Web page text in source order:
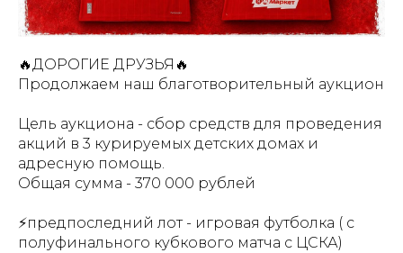
🔥ДОРОГИЕ ДРУЗЬЯ🔥
Продолжаем наш благотворительный аукцион
Цель аукциона - сбор средств для проведения
акций в 3 курируемых детских домах и
адресную помощь.
Общая сумма - 370 000 рублей
⚡предпоследний лот - игровая футболка ( с
полуфинального кубкового матча с ЦСКА)